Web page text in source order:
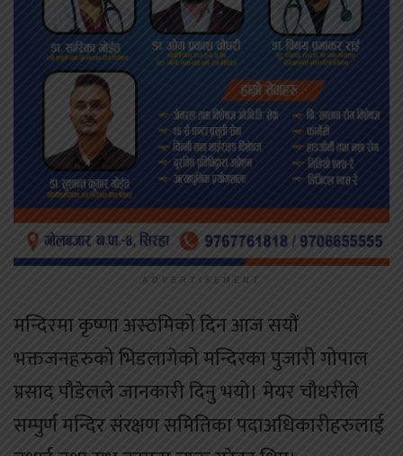
ADVERTISEMENT
मन्दिरमा कृष्णा अस्ठमिको दिन आज सयौं
भक्तजनहरुको भिडलागेको मन्दिरका पुजारी गोपाल
प्रसाद पौडेलले जानकारी दिनु भयो। मेयर चौधरीले
सम्पुर्ण मन्दिर संरक्षण समितिका पदाअधिकारीहरुलाई